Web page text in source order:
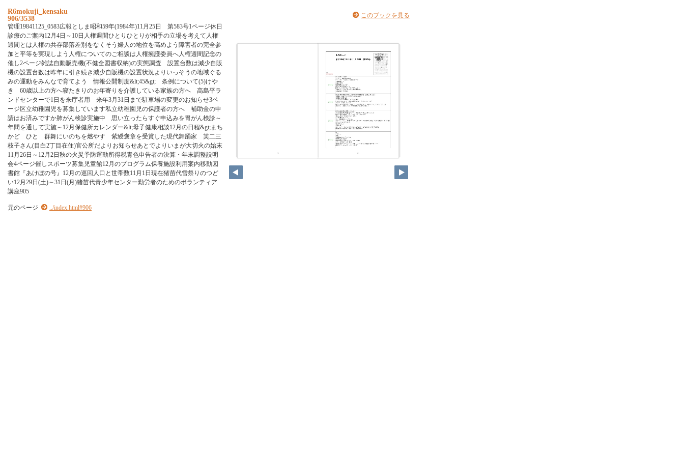
R6mokuji_kensaku
906/3538
管理19841125_0583広報としま昭和59年(1984年)11月25日 第583号1ページ休日
診療のご案内12月4日～10日人権週間ひとりひとりが相手の立場を考えて人権
週間とは人権の共存部落差別をなくそう婦人の地位を高めよう障害者の完全参
加と平等を実現しよう人権についてのご相談は人権擁護委員へ人権週間記念の
催し2ページ雑誌自動販売機(不健全図書収納)の実態調査 設置台数は減少自販
機の設置台数は昨年に引き続き減少自販機の設置状況よりいっそうの地域ぐる
みの運動をみんなで育てよう 情報公開制度&lt;45&gt; 条例について(5)けや
き 60歳以上の方へ寝たきりのお年寄りを介護している家族の方へ 高島平ラ
ンドセンターで1日を来庁者用 来年3月31日まで駐車場の変更のお知らせ3ペ
ージ区立幼稚園児を募集しています私立幼稚園児の保護者の方へ 補助金の申
請はお済みですか肺がん検診実施中 思い立ったらすぐ申込みを胃がん検診～
年間を通して実施～12月保健所カレンダー&lt;母子健康相談12月の日程&gt;まち
かど ひと 群舞にいのちを燃やす 紫綬褒章を受賞した現代舞踊家 芙二三
枝子さん(目白2丁目在住)官公所だよりお知らせあとでよりいまが大切火の始末
11月26日～12月2日秋の火災予防運動所得税青色申告者の決算・年末調整説明
会4ページ催しスポーツ募集児童館12月のプログラム保養施設利用案内移動図
書館『あけぼの号』12月の巡回人口と世帯数11月1日現在猪苗代雪祭りのつど
い12月29日(土)～31日(月)猪苗代青少年センター勤労者のためのボランティア
講座905
元のページ ../index.html#906
このブックを見る